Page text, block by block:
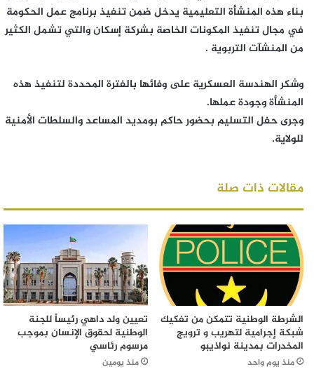
بناء هذه المنشأة التعليمية يدخل ضمن تنفيذ برنامج عمل الحكومة
في مجال تنفيذ المكونات الخاصة بشركة إسكان والتي تشمل الكثير
من المنشآت التربوية .
وشكر الهندسة العسكرية على وفائها بالفترة المحددة لتنفيذ هذه
المنشأة وجودة عملها.
وجرى حفل التسليم بحضور حاكم بومديد المساعد والسلطات الأمنية
للولاية.
مقالات ذات صلة
الشرطة الوطنية تتمكن من تفكيك
شبكة إجرامية لتهريب و ترويج
المخدرات بمدينة نواذيبو
منذ يوم واحد
تعيين ولد داهي رئيساً للجنة
الوطنية لحقوق الإنسان بموجب
مرسوم رئاسي
منذ يومين